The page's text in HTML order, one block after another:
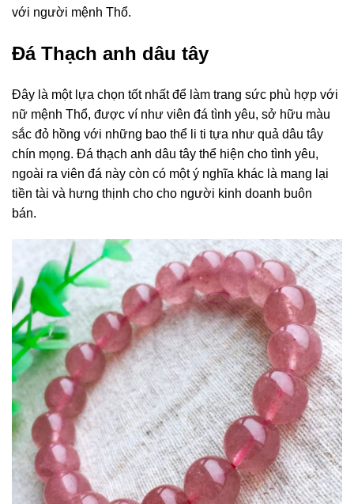
với người mệnh Thổ.
Đá Thạch anh dâu tây
Đây là một lựa chọn tốt nhất để làm trang sức phù hợp với
nữ mệnh Thổ, được ví như viên đá tình yêu, sở hữu màu
sắc đỏ hồng với những bao thể li ti tựa như quả dâu tây
chín mọng. Đá thạch anh dâu tây thể hiện cho tình yêu,
ngoài ra viên đá này còn có một ý nghĩa khác là mang lại
tiền tài và hưng thịnh cho cho người kinh doanh buôn
bán.